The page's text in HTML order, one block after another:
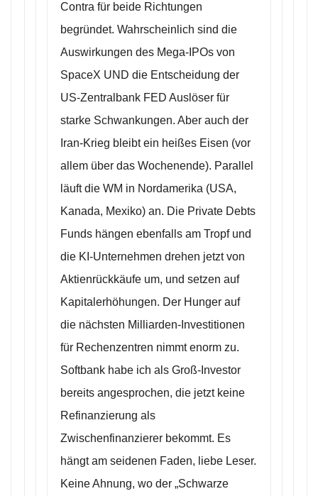
Contra für beide Richtungen
begründet. Wahrscheinlich sind die
Auswirkungen des Mega-IPOs von
SpaceX UND die Entscheidung der
US-Zentralbank FED Auslöser für
starke Schwankungen. Aber auch der
Iran-Krieg bleibt ein heißes Eisen (vor
allem über das Wochenende). Parallel
läuft die WM in Nordamerika (USA,
Kanada, Mexiko) an. Die Private Debts
Funds hängen ebenfalls am Tropf und
die KI-Unternehmen drehen jetzt von
Aktienrückkäufe um, und setzen auf
Kapitalerhöhungen. Der Hunger auf
die nächsten Milliarden-Investitionen
für Rechenzentren nimmt enorm zu.
Softbank habe ich als Groß-Investor
bereits angesprochen, die jetzt keine
Refinanzierung als
Zwischenfinanzierer bekommt. Es
hängt am seidenen Faden, liebe Leser.
Keine Ahnung, wo der „Schwarze